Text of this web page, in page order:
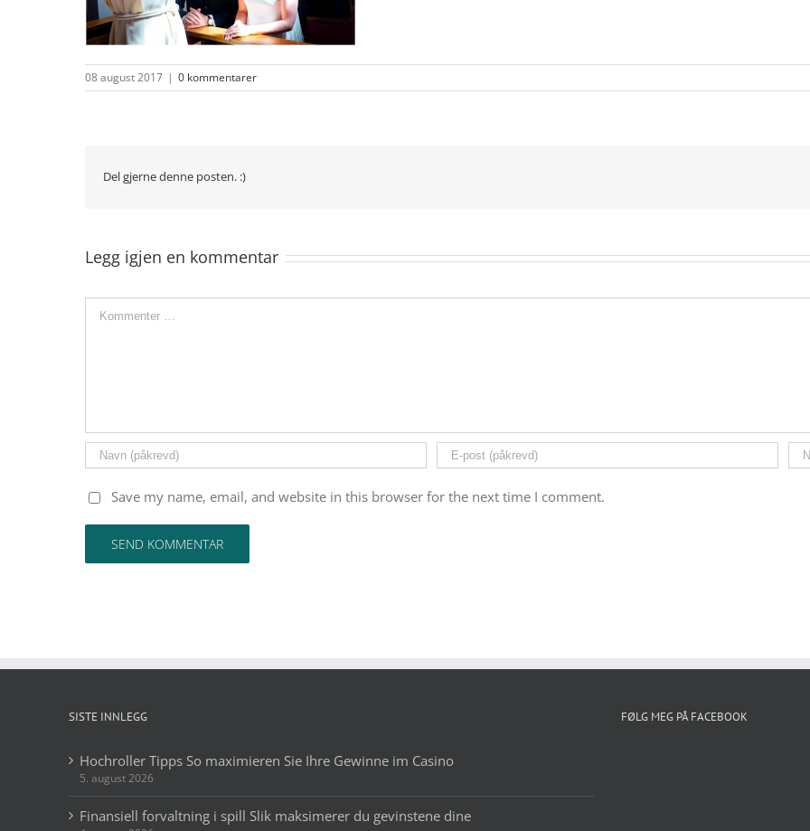
08 august 2017 | 0 kommentarer
Del gjerne denne posten. :)
Legg igjen en kommentar
Comment
Save my name, email, and website in this browser for the next time I comment.
SISTE INNLEGG
Hochroller Tipps So maximieren Sie Ihre Gewinne im Casino
5. august 2026
Finansiell forvaltning i spill Slik maksimerer du gevinstene dine
FØLG MEG PÅ FACEBOOK